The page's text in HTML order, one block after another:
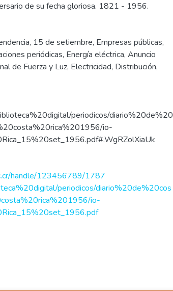
de su fecha gloriosa. 1821 - 1956.
, 15 de setiembre, Empresas públicas,
periódicas, Energía eléctrica, Anuncio
de Fuerza y Luz, Electricidad, Distribución,
periodicos/diario%20de%20
io-
handle/123456789/1787
periodicos/diario%20de%20cos
io-